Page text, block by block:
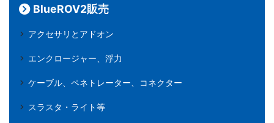
BlueROV2販売
アクセサリとアドオン
エンクロージャー、浮力
ケーブル、ペネトレーター、コネクター
スラスタ・ライト等